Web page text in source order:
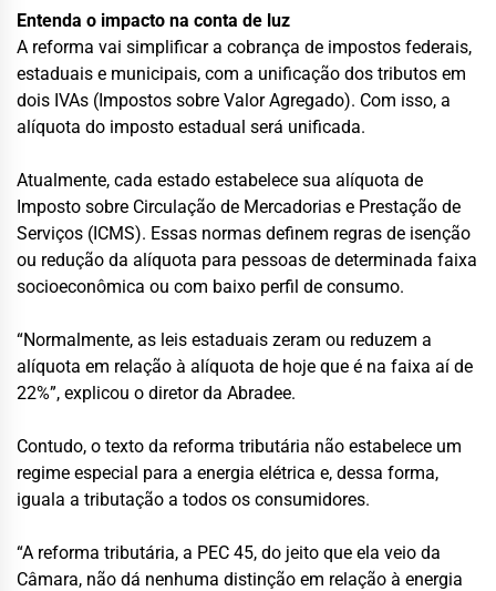
Entenda o impacto na conta de luz
A reforma vai simplificar a cobrança de impostos federais,
estaduais e municipais, com a unificação dos tributos em
dois IVAs (Impostos sobre Valor Agregado). Com isso, a
alíquota do imposto estadual será unificada.
Atualmente, cada estado estabelece sua alíquota de
Imposto sobre Circulação de Mercadorias e Prestação de
Serviços (ICMS). Essas normas definem regras de isenção
ou redução da alíquota para pessoas de determinada faixa
socioeconômica ou com baixo perfil de consumo.
“Normalmente, as leis estaduais zeram ou reduzem a
alíquota em relação à alíquota de hoje que é na faixa aí de
22%”, explicou o diretor da Abradee.
Contudo, o texto da reforma tributária não estabelece um
regime especial para a energia elétrica e, dessa forma,
iguala a tributação a todos os consumidores.
“A reforma tributária, a PEC 45, do jeito que ela veio da
Câmara, não dá nenhuma distinção em relação à energia